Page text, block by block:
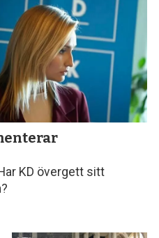
KD övergett sitt